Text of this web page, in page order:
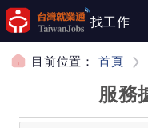
跳到主要內容
找工作
目前位置： 首頁
服務